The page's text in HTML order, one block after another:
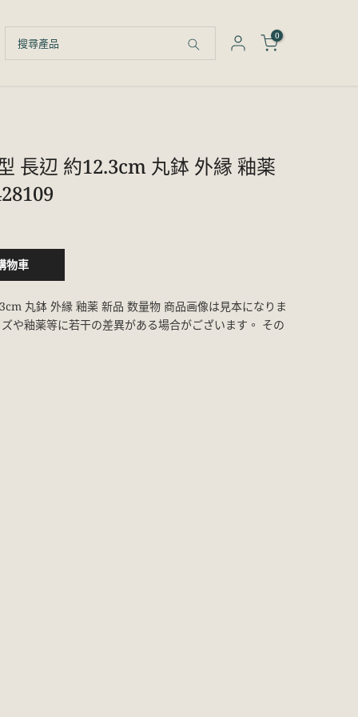
0
長辺 約12.3cm 丸鉢 外縁 釉薬
物車
丸鉢 外縁 釉薬 新品 数量物 商品画像は見本になりま
や釉薬等に若干の差異がある場合がございます。 その